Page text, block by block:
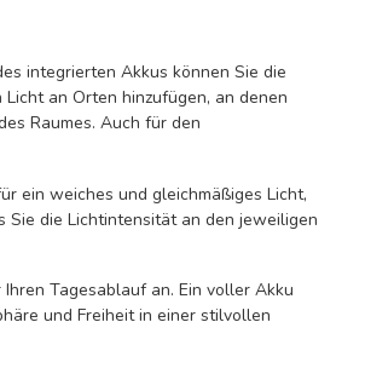
integrierten Akkus können Sie die
an Orten hinzufügen, an denen
Raumes. Auch für den
ein weiches und gleichmäßiges Licht,
Sie die Lichtintensität an den jeweiligen
Tagesablauf an. Ein voller Akku
und Freiheit in einer stilvollen